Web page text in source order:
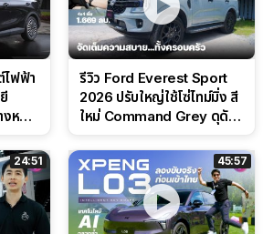
ไฟฟ้า
หนึบ
รีวิว Ford Everest Sport
2026 ปรับใหญ่ใช้โซ่ไทม์มิ่ง สี
ใหม่ Command Grey ดุดัน
24:51 45:57